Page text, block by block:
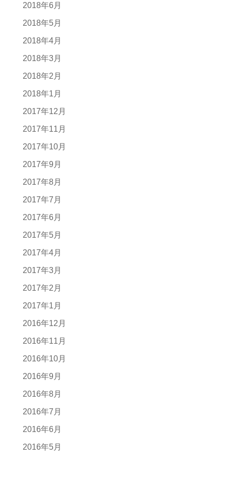
2018年6月
2018年5月
2018年4月
2018年3月
2018年2月
2018年1月
2017年12月
2017年11月
2017年10月
2017年9月
2017年8月
2017年7月
2017年6月
2017年5月
2017年4月
2017年3月
2017年2月
2017年1月
2016年12月
2016年11月
2016年10月
2016年9月
2016年8月
2016年7月
2016年6月
2016年5月